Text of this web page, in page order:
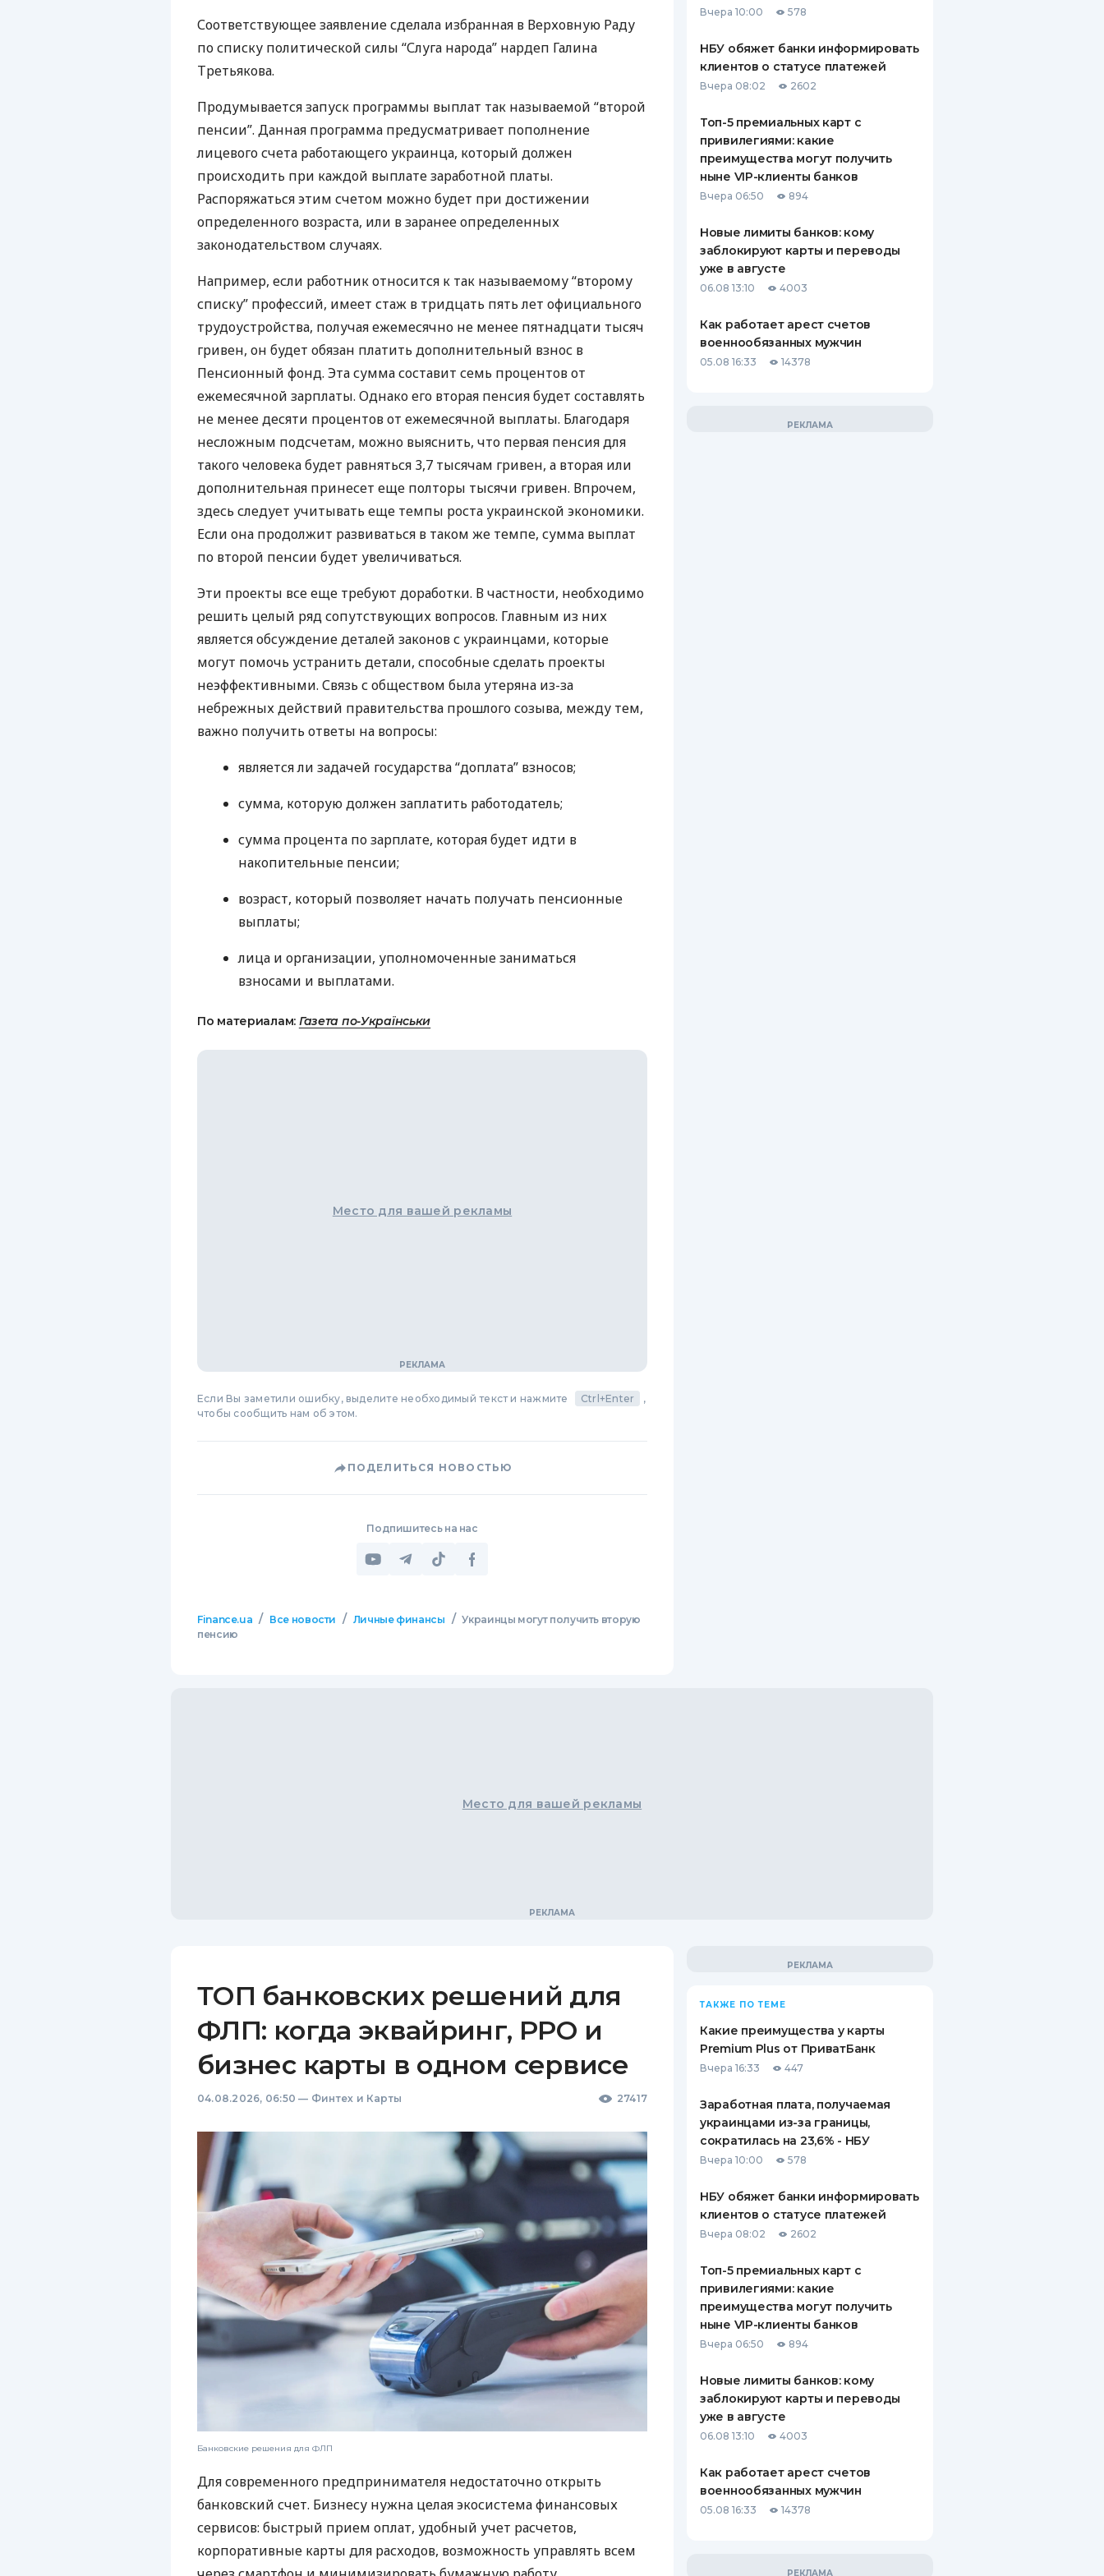
ЕЖЕМЕСЯЧНЫЙ ОБЗОР
КЕШБЭКА
СТРАХОВАНИЮ
ВСЕ СТРАХОВЫЕ ПОЛИСЫ
ОТЗЫВЫ О СТРАХОВЫХ
КОМПАНИЯХ
Соответствующее заявление сделала избранная в Верховную Раду
по списку политической силы “Слуга народа” нардеп Галина
Третьякова.
Продумывается запуск программы выплат так называемой “второй
пенсии”. Данная программа предусматривает пополнение
лицевого счета работающего украинца, который должен
происходить при каждой выплате заработной платы.
Распоряжаться этим счетом можно будет при достижении
определенного возраста, или в заранее определенных
законодательством случаях.
Например, если работник относится к так называемому “второму
списку” профессий, имеет стаж в тридцать пять лет официального
трудоустройства, получая ежемесячно не менее пятнадцати тысяч
гривен, он будет обязан платить дополнительный взнос в
Пенсионный фонд. Эта сумма составит семь процентов от
ежемесячной зарплаты. Однако его вторая пенсия будет составлять
не менее десяти процентов от ежемесячной выплаты. Благодаря
несложным подсчетам, можно выяснить, что первая пенсия для
такого человека будет равняться 3,7 тысячам гривен, а вторая или
дополнительная принесет еще полторы тысячи гривен. Впрочем,
здесь следует учитывать еще темпы роста украинской экономики.
Если она продолжит развиваться в таком же темпе, сумма выплат
по второй пенсии будет увеличиваться.
Эти проекты все еще требуют доработки. В частности, необходимо
решить целый ряд сопутствующих вопросов. Главным из них
является обсуждение деталей законов с украинцами, которые
могут помочь устранить детали, способные сделать проекты
неэффективными. Связь с обществом была утеряна из-за
небрежных действий правительства прошлого созыва, между тем,
важно получить ответы на вопросы:
является ли задачей государства “доплата” взносов;
сумма, которую должен заплатить работодатель;
сумма процента по зарплате, которая будет идти в
накопительные пенсии;
возраст, который позволяет начать получать пенсионные
выплаты;
лица и организации, уполномоченные заниматься
взносами и выплатами.
По материалам: Газета по-Українськи
Место для вашей рекламы
Если Вы заметили ошибку, выделите необходимый текст и нажмите Ctrl+Enter
,
чтобы сообщить нам об этом.
ПОДЕЛИТЬСЯ НОВОСТЬЮ
Подпишитесь на нас
Finance.ua / Все новости / Личные финансы / Украинцы могут получить вторую
пенсию
Вчера 10:00 578
НБУ обяжет банки информировать
клиентов о статусе платежей
Вчера 08:02 2602
Топ-5 премиальных карт с
привилегиями: какие
преимущества могут получить
ныне VIP-клиенты банков
Вчера 06:50 894
Новые лимиты банков: кому
заблокируют карты и переводы
уже в августе
06.08 13:10 4003
Как работает арест счетов
военнообязанных мужчин
05.08 16:33 14378
Место для вашей рекламы
ТОП банковских решений для
ФЛП: когда эквайринг, РРО и
бизнес карты в одном сервисе
04.08.2026, 06:50 — Финтех и Карты 27417
Банковские решения для ФЛП
Для современного предпринимателя недостаточно открыть
банковский счет. Бизнесу нужна целая экосистема финансовых
сервисов: быстрый прием оплат, удобный учет расчетов,
корпоративные карты для расходов, возможность управлять всем
ТАКЖЕ ПО ТЕМЕ
Какие преимущества у карты
Premium Plus от ПриватБанк
Вчера 16:33 447
Заработная плата, получаемая
украинцами из-за границы,
сократилась на 23,6% - НБУ
Вчера 10:00 578
НБУ обяжет банки информировать
клиентов о статусе платежей
Вчера 08:02 2602
Топ-5 премиальных карт с
привилегиями: какие
преимущества могут получить
ныне VIP-клиенты банков
Вчера 06:50 894
Новые лимиты банков: кому
заблокируют карты и переводы
уже в августе
06.08 13:10 4003
Как работает арест счетов
военнообязанных мужчин
05.08 16:33 14378